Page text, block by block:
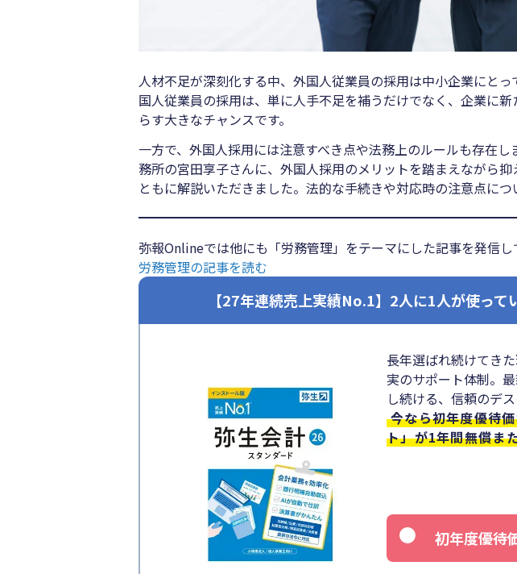
人材不足が深刻化する中、外国人従業員の採用は中小企業にと
国人従業員の採用は、単に人手不足を補うだけでなく、企業に
らす大きなチャンスです。
一方で、外国人採用には注意すべき点や法務上のルールも存在
務所の宮田享子さんに、外国人採用のメリットを踏まえながら
ともに解説いただきました。法的な手続きや対応時の注意点につ
弥報Onlineでは他にも「労務管理」をテーマにした記事を発信し
労務管理の記事を読む
【27年連続売上実績No.1】2人に1人が使って
長年選ばれ続けてき
実のサポート体制。
し続ける、信頼のデ
今なら初年度優待
ト」が1年間無償ま
初年度優待